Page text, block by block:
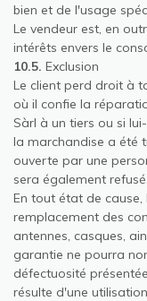
bien et de l'usage
Le vendeur est, en
intérêts envers le
10.5. Exclusion
Le client perd droit à
où il confie la
Sàrl à un tiers ou si
la marchandise a été
ouverte par une
sera également refusé.
En tout état de
remplacement des
antennes, casques,
garantie ne pourra
défectuosité
résulte d'une